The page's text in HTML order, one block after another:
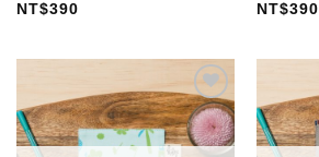
NT$390
NT$390
加入
「願
望輕